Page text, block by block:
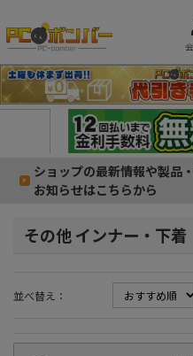
ショップの最新情報や製品
お知らせはこちらから
その他 インナー・下着
並べ替え：